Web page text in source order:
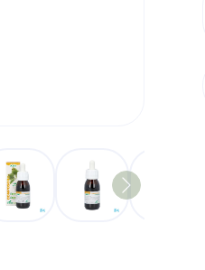
image
View larger imageView larger image